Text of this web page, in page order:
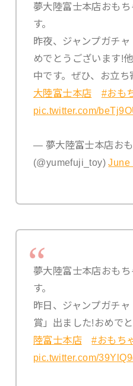
夢大陸富士本店おも
す。
昨夜、ジャンプガチ
めでとうございます!
中です。ぜひ、お立ち
大陸富士本店
#おも
pic.twitter.com/
— 夢大陸富士本店お
(@yumefuji_toy)June
夢大陸富士本店おも
す。
昨日、ジャンプガチ
賞」出ました!おめで
陸富士本店
#おもち
pic.twitter.com/